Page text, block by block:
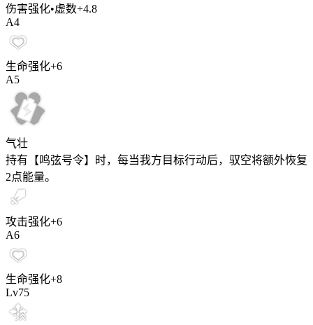
伤害强化•虚数+4.8
A4
生命强化+6
A5
气壮
持有【鸣弦号令】时，每当我方目标行动后，驭空将额外恢复
2点能量。
攻击强化+6
A6
生命强化+8
Lv75